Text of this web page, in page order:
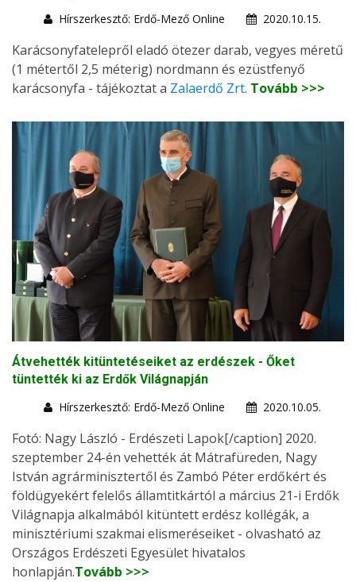
Hírszerkesztő: Erdő-Mező Online
2020.10.15.
Karácsonyfatelepről eladó ötezer darab, vegyes méretű
(1 métertől 2,5 méterig) nordmann és ezüstfenyő
karácsonyfa - tájékoztat a Zalaerdő Zrt. Tovább >>>
Átvehették kitüntetéseiket az erdészek - Őket
tüntették ki az Erdők Világnapján
Hírszerkesztő: Erdő-Mező Online
2020.10.05.
Fotó: Nagy László - Erdészeti Lapok[/caption] 2020.
szeptember 24-én vehették át Mátrafüreden, Nagy
István agrárminisztertől és Zambó Péter erdőkért és
földügyekért felelős államtitkártól a március 21-i Erdők
Világnapja alkalmából kitüntett erdész kollégák, a
minisztériumi szakmai elismeréseiket - olvasható az
Országos Erdészeti Egyesület hivatalos
honlapján.Tovább >>>